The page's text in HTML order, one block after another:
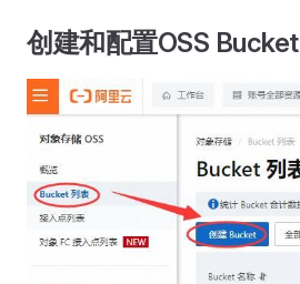
创建和配置OSS Bucket